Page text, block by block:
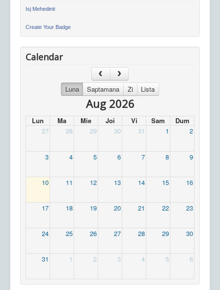
Isj Mehedinti
Create Your Badge
Calendar
Luna Saptamana Zi Lista
Aug 2026
Lun Ma Mie Joi Vi Sam
Dum
27
28 29 30 31 1 2
3 4 5 6 7 8 9
10 11 12 13 14 15 16
17 18 19 20 21 22 23
24 25 26 27 28 29 30
31 1 2 3 4 5 6